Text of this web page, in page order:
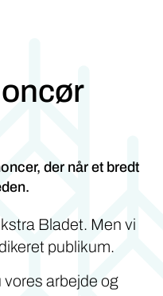
der når et bredt
Bladet. Men vi
publikum.
arbejde og